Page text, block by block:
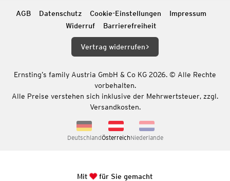
AGB Datenschutz Cookie-Einstellungen
Impressum
Widerruf
Barrierefreiheit
Vertrag widerrufen
Ernsting’s family Austria GmbH & Co KG 2026. © Alle Rechte
vorbehalten.
Alle Preise verstehen sich inklusive der Mehrwertsteuer, zzgl.
Versandkosten.
DeutschlandÖsterreichNiederlande
Mit für Sie gemacht